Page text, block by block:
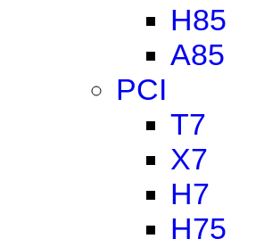
H85
A85
PCI
T7
X7
H7
H75